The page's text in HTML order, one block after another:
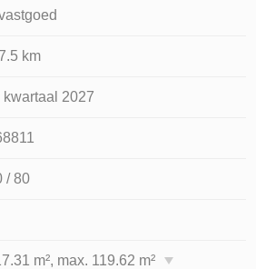
km
kwartaal 2027
/ 80
m², max. 119.62 m²